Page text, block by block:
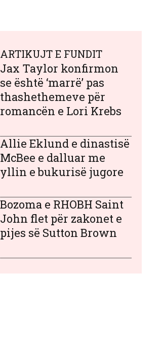
ARTIKUJT E FUNDIT
Jax Taylor konfirmon
se është ‘marrë’ pas
thashethemeve për
romancën e Lori Krebs
Allie Eklund e dinastisë
McBee e dalluar me
yllin e bukurisë jugore
Bozoma e RHOBH Saint
John flet për zakonet e
pijes së Sutton Brown